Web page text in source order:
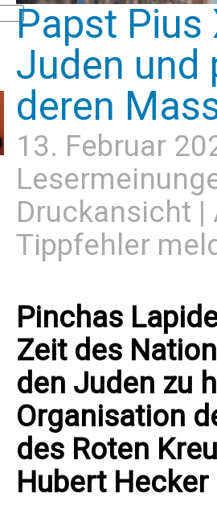
Papst Pius
Juden und
deren
13. Februar
Druckansicht |
Tippfehler
Pinchas
Zeit des
den Juden zu
Organisation
des Roten
Hubert Hecker